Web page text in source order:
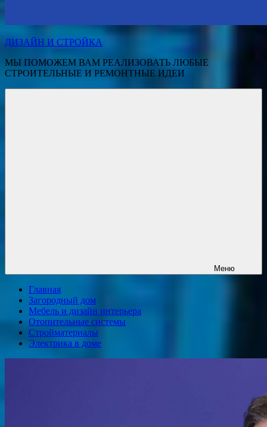
ДИЗАЙН И СТРОЙКА
МЫ ПОМОЖЕМ ВАМ РЕАЛИЗОВАТЬ ЛЮБЫЕ
СТРОИТЕЛЬНЫЕ И РЕМОНТНЫЕ ИДЕИ
Меню
Главная
Загородный дом
Мебель и дизайн интерьера
Отопительные системы
Стройматериалы
Электрика в доме